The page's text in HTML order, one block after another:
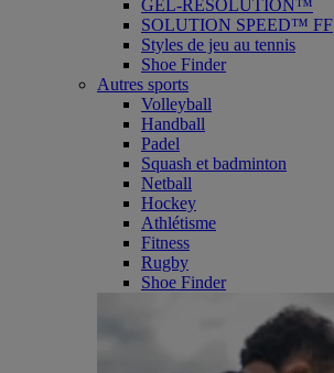
GEL-RESOLUTION™
SOLUTION SPEED™ FF
Styles de jeu au tennis
Shoe Finder
Autres sports
Volleyball
Handball
Padel
Squash et badminton
Netball
Hockey
Athlétisme
Fitness
Rugby
Shoe Finder